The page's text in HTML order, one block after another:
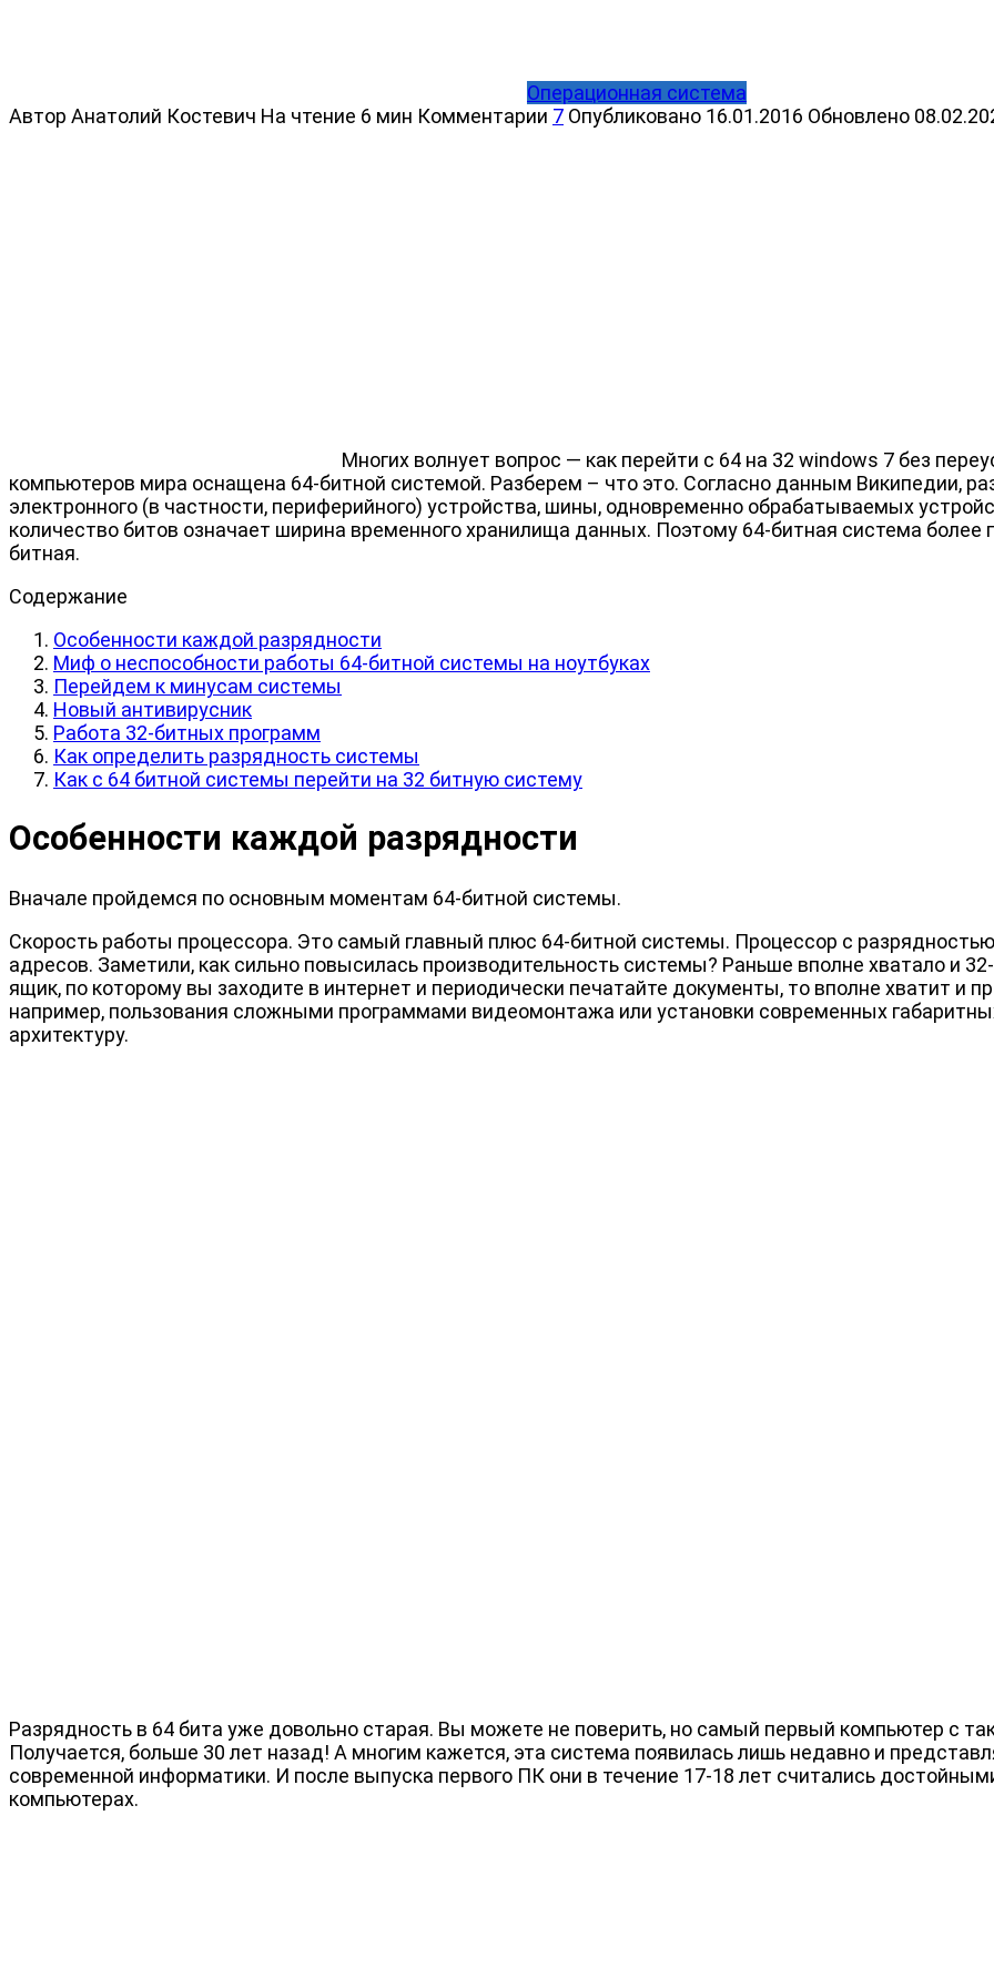
Операционная система
Автор Анатолий Костевич На чтение 6 мин Комментарии 7 Опубликовано 16.01.2016 Обновлено
Многих волнует вопрос — как перейти с 64 на 32 windows 7 без
компьютеров мира оснащена 64-битной системой. Разберем – что это. Согласно данным Википедии,
электронного (в частности, периферийного) устройства, шины, одновременно обрабатываемых
количество битов означает ширина временного хранилища данных. Поэтому 64-битная система более
битная.
Содержание
Особенности каждой разрядности
Миф о неспособности работы 64-битной системы на ноутбуках
Перейдем к минусам системы
Новый антивирусник
Работа 32-битных программ
Как определить разрядность системы
Как с 64 битной системы перейти на 32 битную систему
Особенности каждой разрядности
Вначале пройдемся по основным моментам 64-битной системы.
Скорость работы процессора. Это самый главный плюс 64-битной системы. Процессор с
адресов. Заметили, как сильно повысилась производительность системы? Раньше вполне хватало и
ящик, по которому вы заходите в интернет и периодически печатайте документы, то вполне хватит и
например, пользования сложными программами видеомонтажа или установки современных
архитектуру.
Разрядность в 64 бита уже довольно старая. Вы можете не поверить, но самый первый компьютер с
Получается, больше 30 лет назад! А многим кажется, эта система появилась лишь недавно и
современной информатики. И после выпуска первого ПК они в течение 17-18 лет считались
компьютерах.